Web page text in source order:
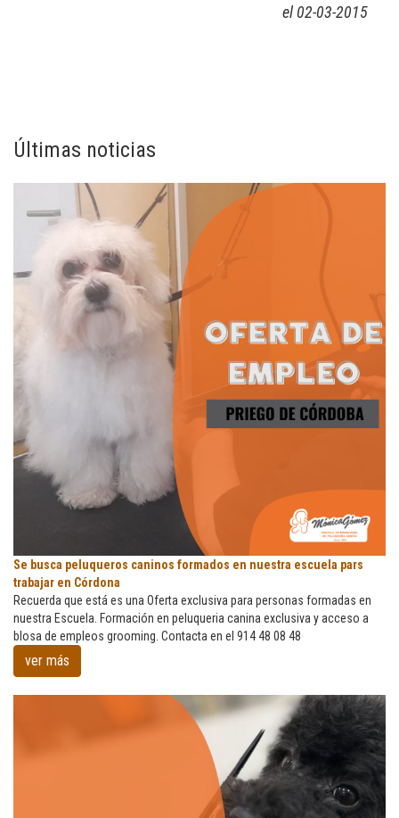
el 02-03-2015
Últimas noticias
Se
busca
peluqueros
caninos
formados
Se busca peluqueros caninos formados en nuestra escuela pars
trabajar en Córdona
Recuerda que está es una Oferta exclusiva para personas formadas en
nuestra Escuela. Formación en peluqueria canina exclusiva y acceso a
blosa de empleos grooming. Contacta en el 914 48 08 48
ver más